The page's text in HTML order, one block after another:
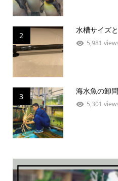
2
水槽サイズ
5,981
3
海水魚の卸
5,301